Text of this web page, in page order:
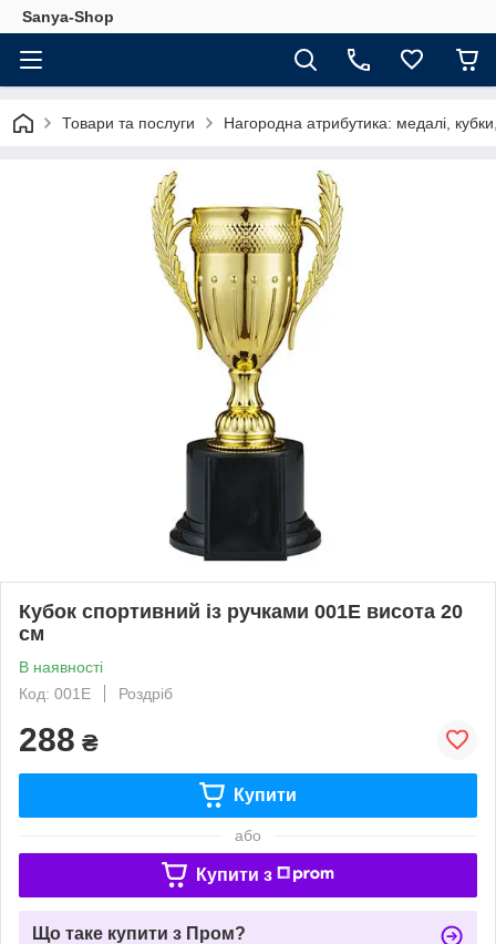
Sanya-Shop
Товари та послуги Нагородна атрибутика: медалі,
Кубок спортивний із ручками 001E висота 20
см
В наявності
Код: 001E
Роздріб
288 ₴
Купити
або
Купити з
Що таке купити з Пром?